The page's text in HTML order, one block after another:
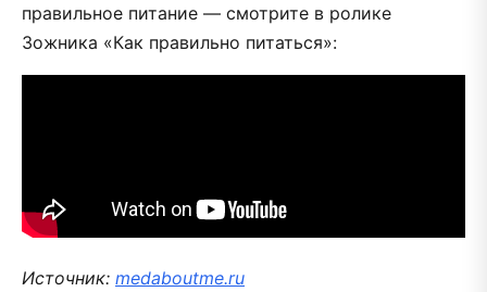
правильное питание — смотрите в ролике
Зожника «Как правильно питаться»:
Источник: medaboutme.ru